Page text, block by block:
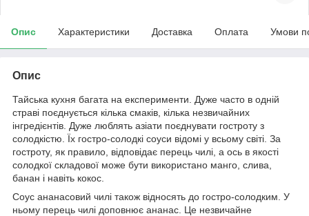
Опис Характеристики Доставка Оплата Умови
Опис
Тайська кухня багата на експерименти. Дуже часто в одній
страві поєднується кілька смаків, кілька незвичайних
інгредієнтів. Дуже люблять азіати поєднувати гостроту з
солодкістю. Їх гостро-солодкі соуси відомі у всьому світі. За
гостроту, як правило, відповідає перець чилі, а ось в якості
солодкої складової може бути використано манго, слива,
банан і навіть кокос.
Соус ананасовий чилі також відносять до гостро-солодким. У
ньому перець чилі доповнює ананас. Це незвичайне